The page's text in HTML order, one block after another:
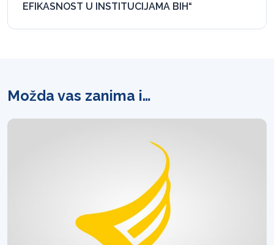
EFIKASNOST U INSTITUCIJAMA BIH“
Možda vas zanima i…